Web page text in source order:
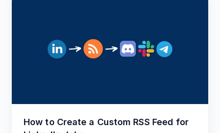
How to Create a Custom RSS Feed for